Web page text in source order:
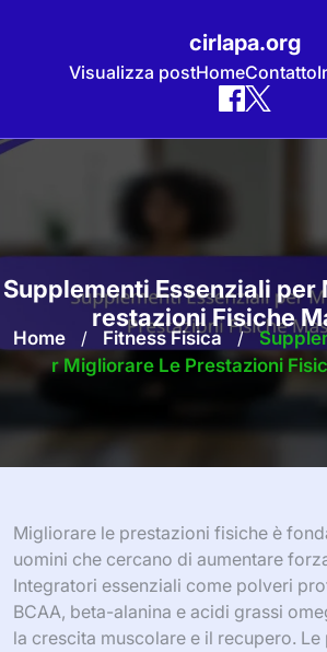
cirlapa.org
Visualizza postHomeContatto
Skip
Supplementi Essenziali per
restazioni Fisiche
Home / Fitness Fisica /
R Migliorare Le Prestazioni
Migliorare le prestazioni fisiche è
uomini che cercano di aumentare
Integratori essenziali come polveri
BCAA, beta-alanina e acidi grassi
la crescita muscolare e il recupero.